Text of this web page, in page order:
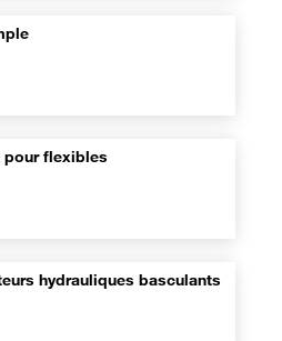
pour flexibles
hydrauliques basculants